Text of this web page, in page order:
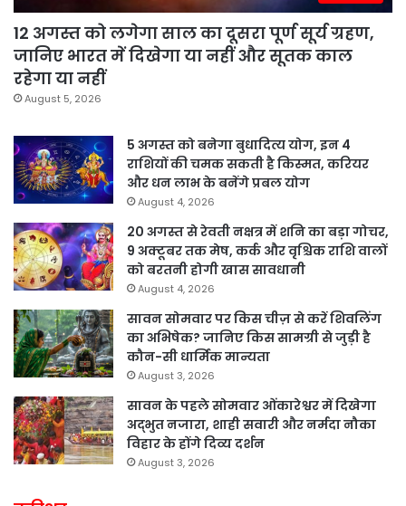
12 अगस्त को लगेगा साल का दूसरा पूर्ण सूर्य ग्रहण,
जानिए भारत में दिखेगा या नहीं और सूतक काल
रहेगा या नहीं
August 5, 2026
5 अगस्त को बनेगा बुधादित्य योग, इन 4
राशियों की चमक सकती है किस्मत, करियर
और धन लाभ के बनेंगे प्रबल योग
August 4, 2026
20 अगस्त से रेवती नक्षत्र में शनि का बड़ा गोचर,
9 अक्टूबर तक मेष, कर्क और वृश्चिक राशि वालों
को बरतनी होगी खास सावधानी
August 4, 2026
सावन सोमवार पर किस चीज़ से करें शिवलिंग
का अभिषेक? जानिए किस सामग्री से जुड़ी है
कौन-सी धार्मिक मान्यता
August 3, 2026
सावन के पहले सोमवार ओंकारेश्वर में दिखेगा
अद्भुत नजारा, शाही सवारी और नर्मदा नौका
विहार के होंगे दिव्य दर्शन
August 3, 2026